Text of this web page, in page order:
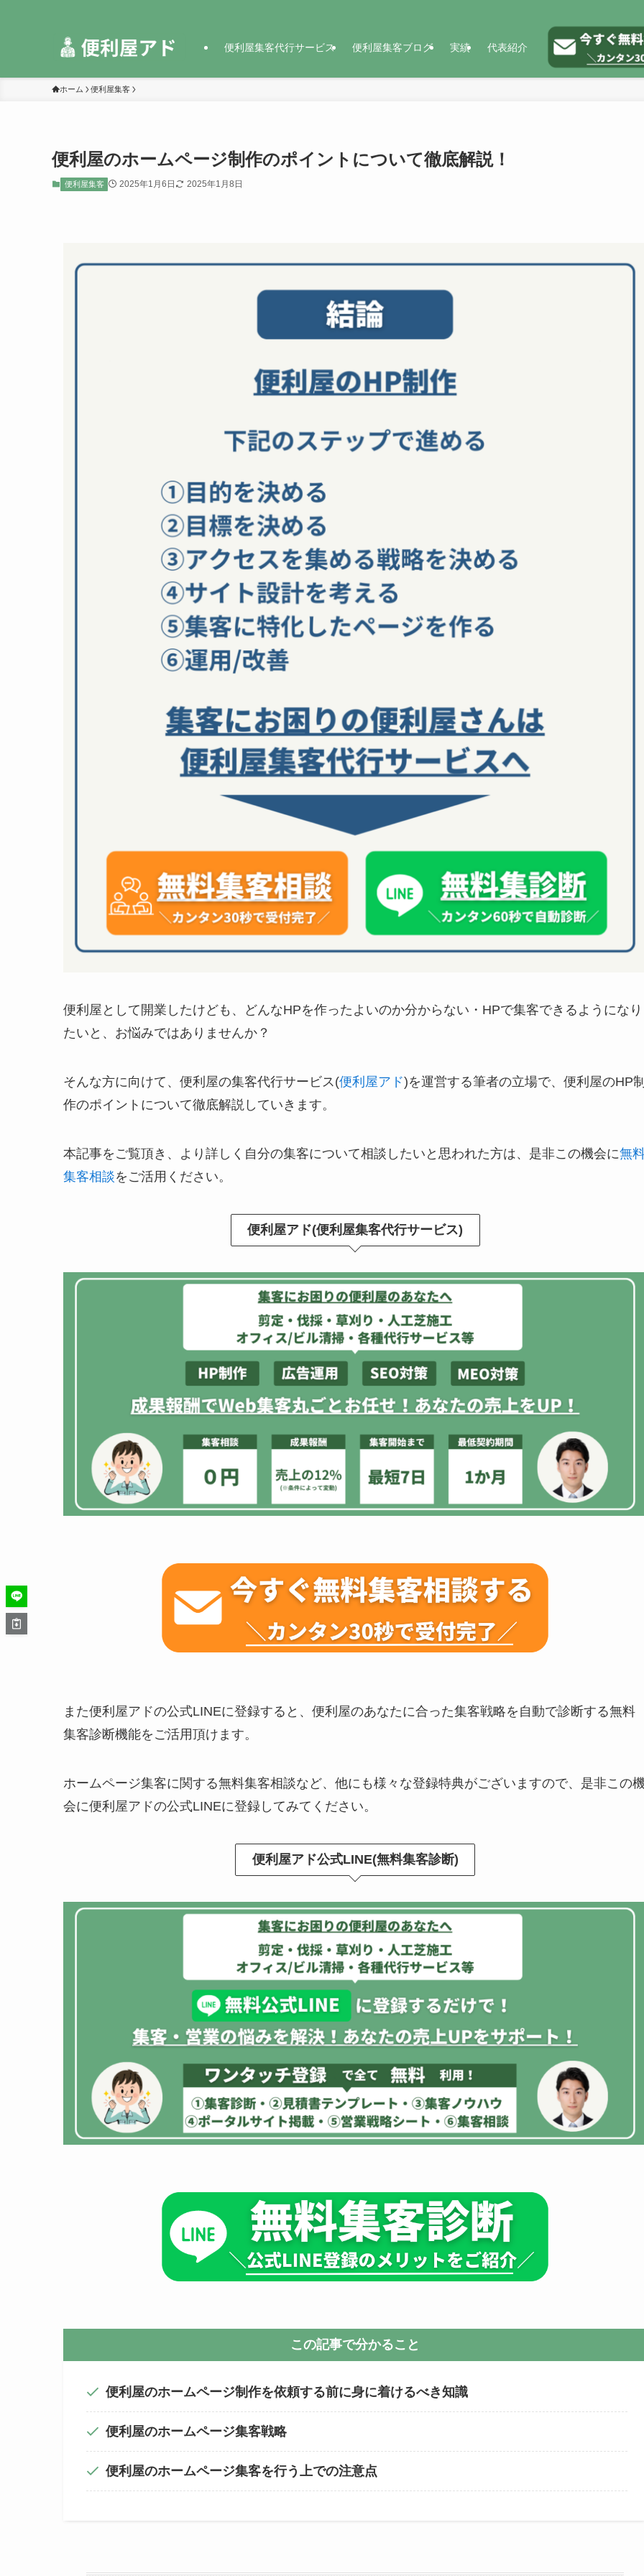
便利屋集客代行サービス 便利屋集客ブログ 実績 代表紹介
ホーム 便利屋集客
便利屋のホームページ制作のポイントについて徹底解説！
便利屋集客 2025年1月6日 2025年1月8日
便利屋として開業したけども、どんなHPを作ったよいのか分からない・HPで集客できるようになり
たいと、お悩みではありませんか？
そんな方に向けて、便利屋の集客代行サービス(便利屋アド)を運営する筆者の立場で、便利屋のHP
作のポイントについて徹底解説していきます。
本記事をご覧頂き、より詳しく自分の集客について相談したいと思われた方は、是非この機会に無
集客相談をご活用ください。
便利屋アド(便利屋集客代行サービス)
また便利屋アドの公式LINEに登録すると、便利屋のあなたに合った集客戦略を自動で診断する無料
集客診断機能をご活用頂けます。
ホームページ集客に関する無料集客相談など、他にも様々な登録特典がございますので、是非この
会に便利屋アドの公式LINEに登録してみてください。
便利屋アド公式LINE(無料集客診断)
この記事で分かること
便利屋のホームページ制作を依頼する前に身に着けるべき知識
便利屋のホームページ集客戦略
便利屋のホームページ集客を行う上での注意点